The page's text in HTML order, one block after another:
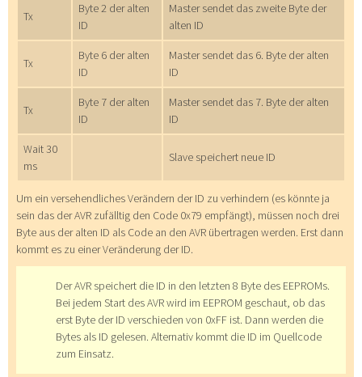
Tx
Byte 2 der alten
ID
Master sendet das zweite Byte der
alten ID
Tx
Byte 6 der alten
ID
Master sendet das 6. Byte der alten
ID
Tx
Byte 7 der alten
ID
Master sendet das 7. Byte der alten
ID
Wait 30
ms
Slave speichert neue ID
Um ein versehendliches Verändern der ID zu verhindern (es könnte ja
sein das der AVR zufälltig den Code 0x79 empfängt), müssen noch drei
Byte aus der alten ID als Code an den AVR übertragen werden. Erst dann
kommt es zu einer Veränderung der ID.
Der AVR speichert die ID in den letzten 8 Byte des EEPROMs.
Bei jedem Start des AVR wird im EEPROM geschaut, ob das
erst Byte der ID verschieden von 0xFF ist. Dann werden die
Bytes als ID gelesen. Alternativ kommt die ID im Quellcode
zum Einsatz.